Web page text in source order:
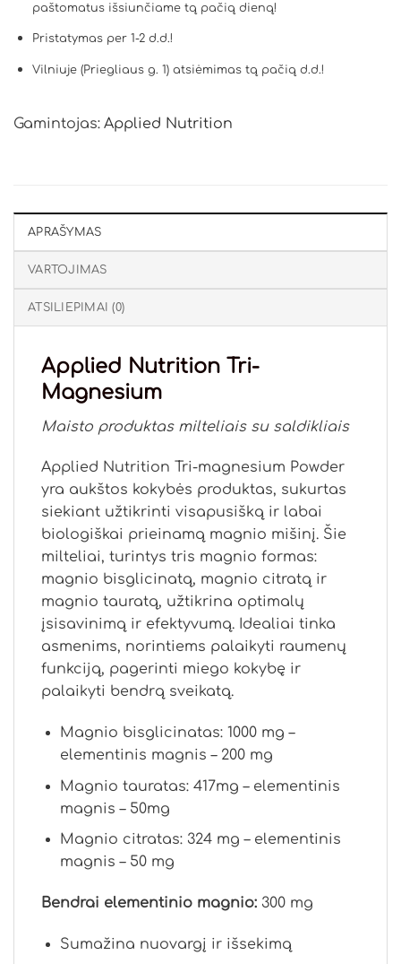
paštomatus išsiunčiame tą pačią dieną!
Pristatymas per 1-2 d.d.!
Vilniuje (Priegliaus g. 1) atsiėmimas tą pačią d.d.!
Gamintojas: Applied Nutrition
APRAŠYMAS
VARTOJIMAS
ATSILIEPIMAI (0)
Applied Nutrition Tri-
Magnesium
Maisto produktas milteliais su saldikliais
Applied Nutrition Tri-magnesium Powder
yra aukštos kokybės produktas, sukurtas
siekiant užtikrinti visapusišką ir labai
biologiškai prieinamą magnio mišinį. Šie
milteliai, turintys tris magnio formas:
magnio bisglicinatą, magnio citratą ir
magnio tauratą, užtikrina optimalų
įsisavinimą ir efektyvumą. Idealiai tinka
asmenims, norintiems palaikyti raumenų
funkciją, pagerinti miego kokybę ir
palaikyti bendrą sveikatą.
Magnio bisglicinatas: 1000 mg –
elementinis magnis – 200 mg
Magnio tauratas: 417mg – elementinis
magnis – 50mg
Magnio citratas: 324 mg – elementinis
magnis – 50 mg
Bendrai elementinio magnio: 300 mg
Sumažina nuovargį ir išsekimą